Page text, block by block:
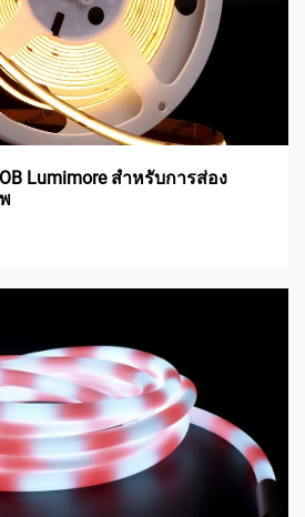
Lumimore สำหรับการส่อง